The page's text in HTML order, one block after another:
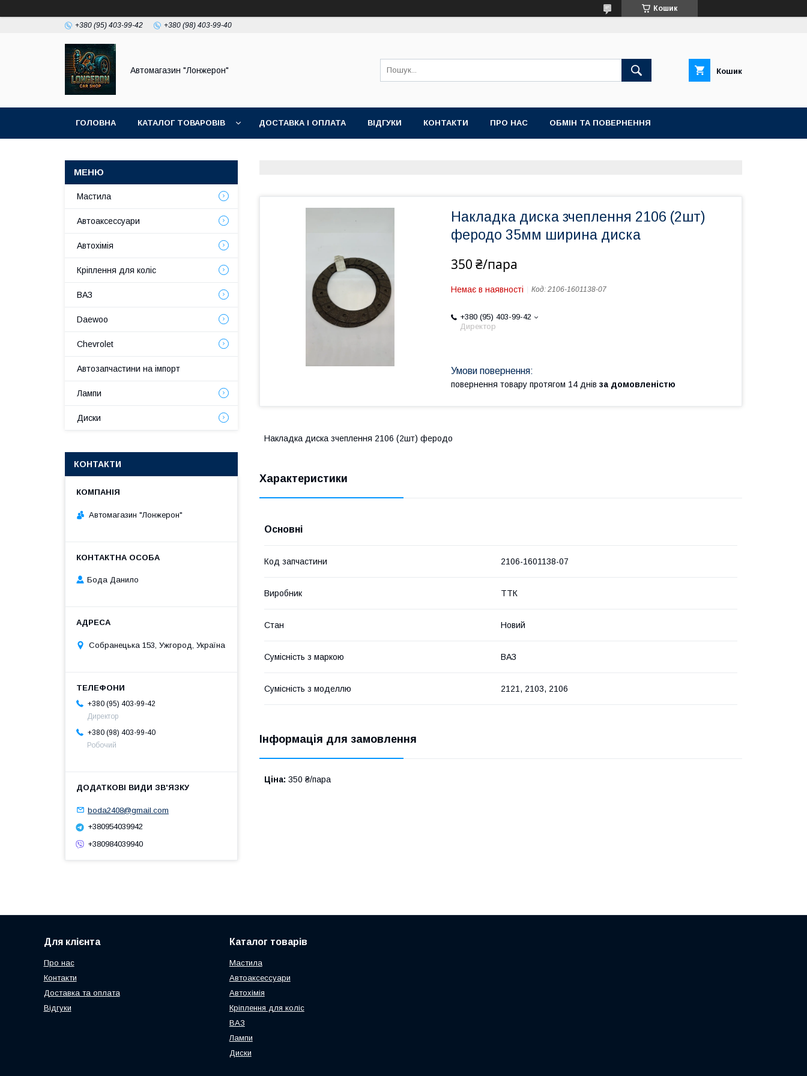
Кошик
+380 (95) 403-99-42 +380 (98) 403-99-40
Автомагазин "Лонжерон" Кошик
ГОЛОВНА КАТАЛОГ ТОВАРОВІВ ДОСТАВКА І ОПЛАТА ВІДГУКИ КОНТАКТИ ПРО НАС ОБМІН ТА ПОВЕРНЕННЯ
Накладка диска зчеплення 2106 (2шт)
феродо 35мм ширина диска
350 ₴/пара
Немає в наявності Код: 2106-1601138-07
+380 (95) 403-99-42
Директор
повернення товару протягом 14 днів за домовленістю
Накладка диска зчеплення 2106 (2шт) феродо
Характеристики
Основні
Код запчастини 2106-1601138-07
Виробник ТТК
Стан Новий
Сумісність з маркою ВАЗ
Сумісність з моделлю 2121, 2103, 2106
Інформація для замовлення
Ціна: 350 ₴/пара
Мастила
Автоаксессуари
Автохімія
Кріплення для коліс
ВАЗ
Daewoo
Chevrolet
Автозапчастини на імпорт
Лампи
Диски
КОНТАКТИ
Автомагазин "Лонжерон"
Бода Данило
Собранецька 153, Ужгород, Україна
+380 (95) 403-99-42
Директор
+380 (98) 403-99-40
Робочий
boda2408@gmail.com
+380954039942
+380984039940
Для клієнта
Про нас
Контакти
Доставка та оплата
Відгуки
Каталог товарів
Мастила
Автоаксессуари
Автохімія
Кріплення для коліс
ВАЗ
Лампи
Диски